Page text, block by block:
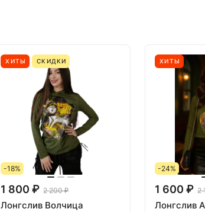
ХИТЫ СКИДКИ
-18%
1 800 ₽ 2 200 ₽
Лонгслив Волчица
ХИТЫ
-24%
1 600 ₽ 2
Лонгслив